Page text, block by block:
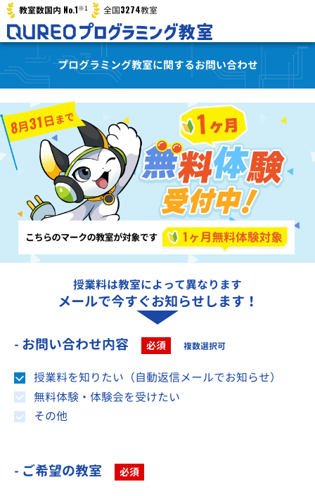
教室数国内 No.1※1 全国3274教室
プログラミング教室に関するお問い合わせ
授業料は教室によって異なります
メールで今すぐお知らせします！
- お問い合わせ内容 必須 複数選択可
授業料を知りたい（自動返信メールでお知らせ）
無料体験・体験会を受けたい
その他
- ご希望の教室 必須